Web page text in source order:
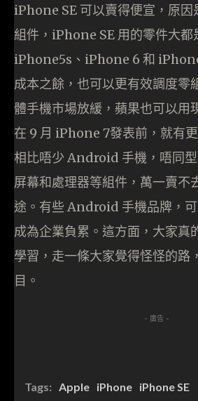
iPhone SE 可以賣得便宣，原因
組件，iPhone SE 用的零件大都
iPhone5s、iPhone 6 和
成本之餘，也可以更有效調度零
體手機市場放緩，蘋果也可以用
在 9 月 iPhone 7發表前，就有
相比唔少 Android 手機，唔同型
屏幕和處理器等組件，萬一賣不
途。有些 Android 手機品牌，可
成為企業負累。這方面，大家
學習，走一條大家覺得怪怪的路
目。
- 廣告 -
Tags: Apple iPhone iPhone SE